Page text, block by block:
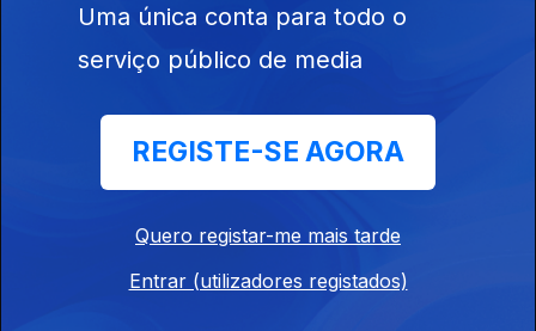
que é um ano perdido
00h "Ano perdido" diz o ex ministro da
educação sobre os exames
Uma única conta para todo o
serviço público de media
REGISTE-SE AGORA
Quero registar-me mais tarde
Entrar (utilizadores registados)